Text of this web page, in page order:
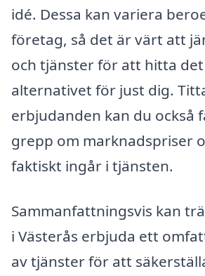
idé. Dessa kan variera
företag, så det är värt att
och tjänster för att hitta
alternativet för just dig.
erbjudanden kan du också
grepp om marknadspriser
faktiskt ingår i tjänsten.
Sammanfattningsvis kan
i Västerås erbjuda ett
av tjänster för att